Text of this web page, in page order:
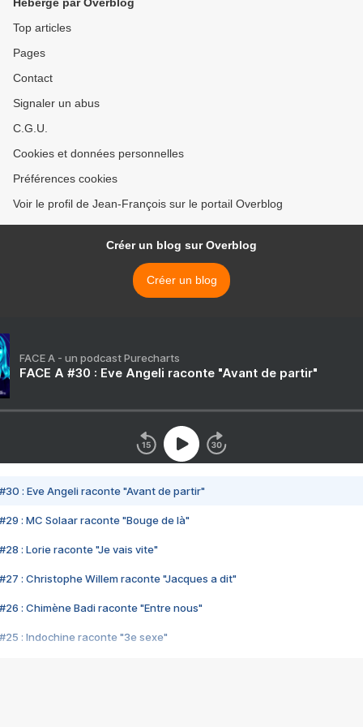
Top articles
Pages
Contact
Signaler un abus
C.G.U.
Cookies et données personnelles
Préférences cookies
Voir le profil de Jean-François sur le portail Overblog
Créer un blog sur Overblog
Créer un blog
FACE A - un podcast Purecharts
FACE A #30 : Eve Angeli raconte "Avant de partir"
#30 : Eve Angeli raconte "Avant de partir"
#29 : MC Solaar raconte "Bouge de là"
#28 : Lorie raconte "Je vais vite"
#27 : Christophe Willem raconte "Jacques a dit"
#26 : Chimène Badi raconte "Entre nous"
#25 : Indochine raconte "3e sexe"